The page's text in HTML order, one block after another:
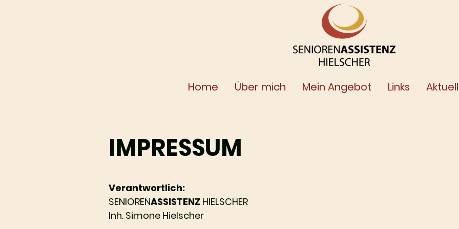
Home Über mich Mein Angebot Links
IMPRESSUM
Verantwortlich:
SENIORENASSISTENZ HIELSCHER
Inh. Simone Hielscher